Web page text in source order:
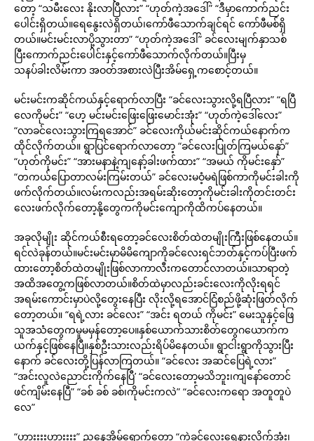
တော့ “သမီးလေး နိုးလာပြီလား” “ဟုတ်ကဲ့အဒေါ်” “ဒီမှာကောက်ညင်း
ပေါင်းရှိတယ်။ရေနွေးလဲရှိတယ်၊ကော်ဖီသောက်ချင်ရင် ကော်ဖီမစ်ရှိ
တယ်။မင်းမင်းလာပို့သွားတာ” “ဟုတ်ကဲ့အဒေါ်” ခင်လေးမျက်နှာသစ်
ပြီးကောက်ညင်းပေါင်းနှင့်ကော်ဖီသောက်လိုက်တယ်။ပြီးမှ
သနပ်ခါးလိမ်းကာ အဝတ်အစားလဲပြီးအိမ်ရှေ့ကစောင့်တယ်။
မင်းမင်းကဆိုင်ကယ်နှင့်ရောက်လာပြီး “ခင်လေးသွားလို့ရပြီလား” “ရပြီ
လေကိုမင်း” “ဟေ့ မင်းမင်းဖြေးဖြေးမောင်းအုံး” “ဟုတ်ကဲ့ဒေါ်လေး”
“လာခင်လေးသွားကြရအောင်” ခင်လေးကိုယ်မင်းဆိုင်ကယ်နောက်က
ထိုင်လိုက်တယ်။ ရွာပြင်ရောက်လာတော့ “ခင်လေးပြုတ်ကြမယ်နှော်”
“ဟုတ်ကိုမင်း” “အားမနာနဲ့ကျနော့်ခါးဖက်ထား” “အမယ် ကိုမင်းနှော်”
“တကယ်ပြောတာလမ်းကြမ်းတယ်” ခင်လေးမဝံ့မရဲဖြစ်ကာကိုမင်းခါးကို
ဖက်လိုက်တယ်။လမ်းကလည်းအရမ်းဆိုးတော့ကိုမင်းခါးကိုတင်းတင်း
လေးဖက်လိုက်တော့နို့တွေကကိုမင်းကျောကိုထိကပ်နေတယ်။
အခုလိုမျိုး ဆိုင်ကယ်စီးရတော့ခင်လေးစိတ်ထဲတမျိုးကြီးဖြစ်နေတယ်။
ရင်လဲခုန်တယ်။မင်းမင်းမှာမိမိကျောကိုခင်လေးရင်ဘတ်နှင့်ကပ်ပြီးဖက်
ထားတော့စိတ်ထဲတမျိုးဖြစ်လာကာလီးကတောင်လာတယ်။သာရာတဲ့
အထိအတွေ့ကဖြစ်လာတယ်။စိတ်ထဲမှာလည်းခင်းလေးကိုလိုးရရင်
အရမ်းကောင်းမှာပဲလို့တွေးနေပြီး လိုးလို့ရအောင်ငြံစည်ဖို့ဆုံးဖြတ်လိုက်
တော့တယ်။ “ရရဲ့လား ခင်လေး” “အင်း ရတယ် ကိုမင်း” မေးသူနှင့်ဖြေ
သူအသံတွေကမူမမှန်တော့ပေ။နှစ်ယောက်သားစိတ်တွေဂယောက်က
ယက်နှင့်ဖြစ်နေပြီ။နှစ်ဦးသားလည်းရိပ်မိနေတယ်။ ရွာငါးရွာကိုသွားပြီး
နောက် ခင်လေးတို့ပြန်လာကြတယ်။ “ခင်လေး အဆင်ပြေရဲ့လား”
“အင်းလူလဲညောင်းကိုက်နေပြီ’ “ခင်လေးတော့မသိဘူး၊ကျနော်တောင်
ဖင်ကျိမ်းနေပြီ” “ခစ် ခစ် ခစ်၊ကိုမင်းကလဲ” “ခင်လေးကရော အတူတူပဲ
လေ”
“ဟားးးးဟားးးး” ညနေအိမ်ရောက်တော့ “ကဲခင်လေးရေနားလိုက်အုံး၊